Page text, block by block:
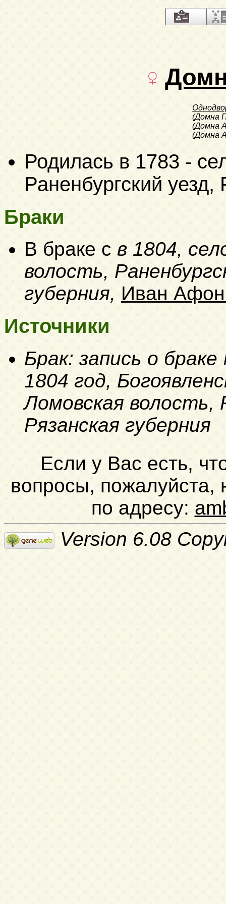
(Домна
(Домна
(Домна
Родилась в 1783 -
Раненбургский уезд,
Браки
В браке с в 1804,
волость,
губерния, Иван
Источники
Брак: запись о
1804 год,
Ломовская волость,
Рязанская губерния
Если у Вас есть,
вопросы, пожалуйста,
по адресу:
Version 6.08